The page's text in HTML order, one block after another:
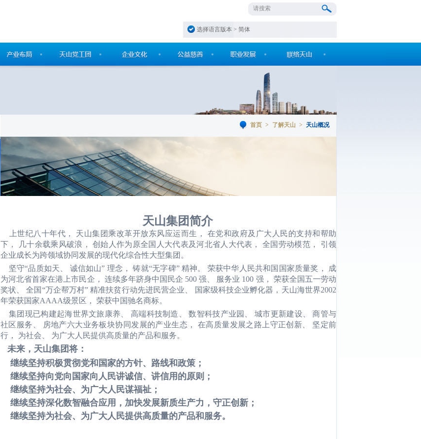
选择语言版本 > 简体
首页 > 了解天山 > 天山概况
天山集团简介
上世纪八十年代， 天山集团乘改革开放东风应运而生， 在党和政府及广大人民的支持和帮助
下， 几十余载乘风破浪， 创始人作为原全国人大代表及河北省人大代表， 全国劳动模范， 引 领
企业成长为跨领域协同发展的现代化综合性大型集团。
坚守“品质如天、 诚信如山” 理念， 铸就“无字碑” 精神。 荣获中华人民共和国国家质量奖， 成
为河北省首家在港上市民企， 连续多年跻身中国民企 500 强、 服务业 100 强， 荣获全国五一劳动
奖状、 全国“万企帮万村” 精准扶贫行动先进民营企业、 国家级科技企业孵化器， 天山海世界2002
年荣获国家AAAA级景区， 荣获中国驰名商标。
集团现已构建起海世界文旅康养、 高端科技制造、 数智科技产业园、 城市更新建设、 商管与
社区服务、 房地产六大业务板块协同发展的产业生态， 在高质量发展之路上守正创新、 坚定前
行， 为社会、 为广大人民提供高质量的产品和服务。
未来，天山集团将：
继续坚持积极贯彻党和国家的方针、路线和政策；
继续坚持向党向国家向人民讲诚信、讲信用的原则；
继续坚持为社会、为广大人民谋福祉；
继续坚持深化数智融合应用，加快发展新质生产力，守正创新；
继续坚持为社会、为广大人民提供高质量的产品和服务。